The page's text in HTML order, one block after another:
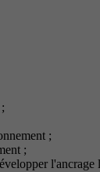
;
;
l'ancrage